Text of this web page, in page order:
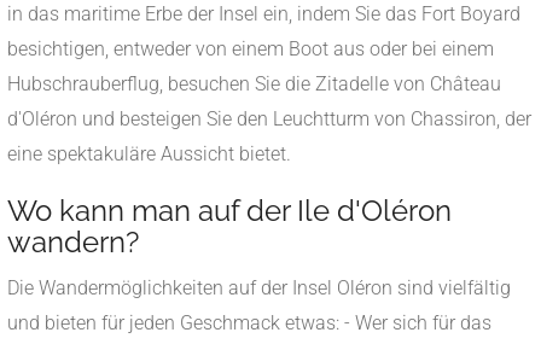
in das maritime Erbe der Insel ein, indem Sie das Fort Boyard
besichtigen, entweder von einem Boot aus oder bei einem
Hubschrauberflug, besuchen Sie die Zitadelle von Château
d'Oléron und besteigen Sie den Leuchtturm von Chassiron, der
eine spektakuläre Aussicht bietet.
Wo kann man auf der Ile d'Oléron
wandern?
Die Wandermöglichkeiten auf der Insel Oléron sind vielfältig
und bieten für jeden Geschmack etwas: - Wer sich für das